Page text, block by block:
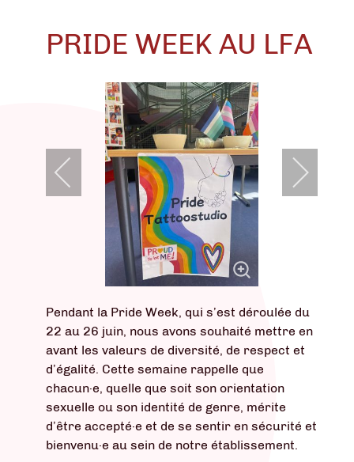
PRIDE WEEK AU LFA
Pendant la Pride Week, qui s’est déroulée du
22 au 26 juin, nous avons souhaité mettre en
avant les valeurs de diversité, de respect et
d’égalité. Cette semaine rappelle que
chacun·e, quelle que soit son orientation
sexuelle ou son identité de genre, mérite
d’être accepté·e et de se sentir en sécurité et
bienvenu·e au sein de notre établissement.